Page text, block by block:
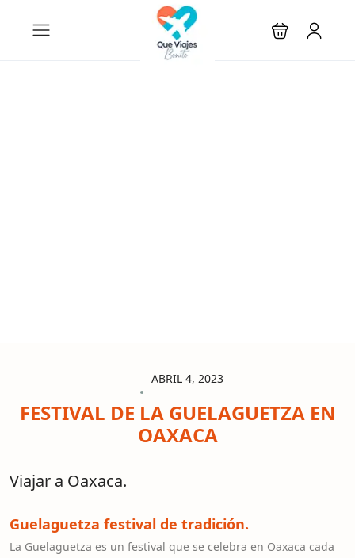
ABRIL 4, 2023
FESTIVAL DE LA GUELAGUETZA EN
OAXACA
Viajar a Oaxaca.
Guelaguetza festival de tradición.
La Guelaguetza es un festival que se celebra en Oaxaca cada